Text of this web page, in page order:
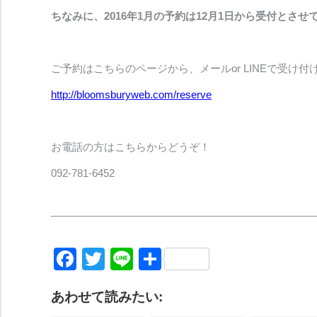
ちなみに、2016年1月の予約は12月1日から受付とさせ
ご予約はこちらのページから、メールor LINEで受け付
http://bloomsburyweb.com/reserve
お電話の方はこちらからどうぞ！
092-781-6452
Facebook
Twitter
Line共
あわせて読みたい: